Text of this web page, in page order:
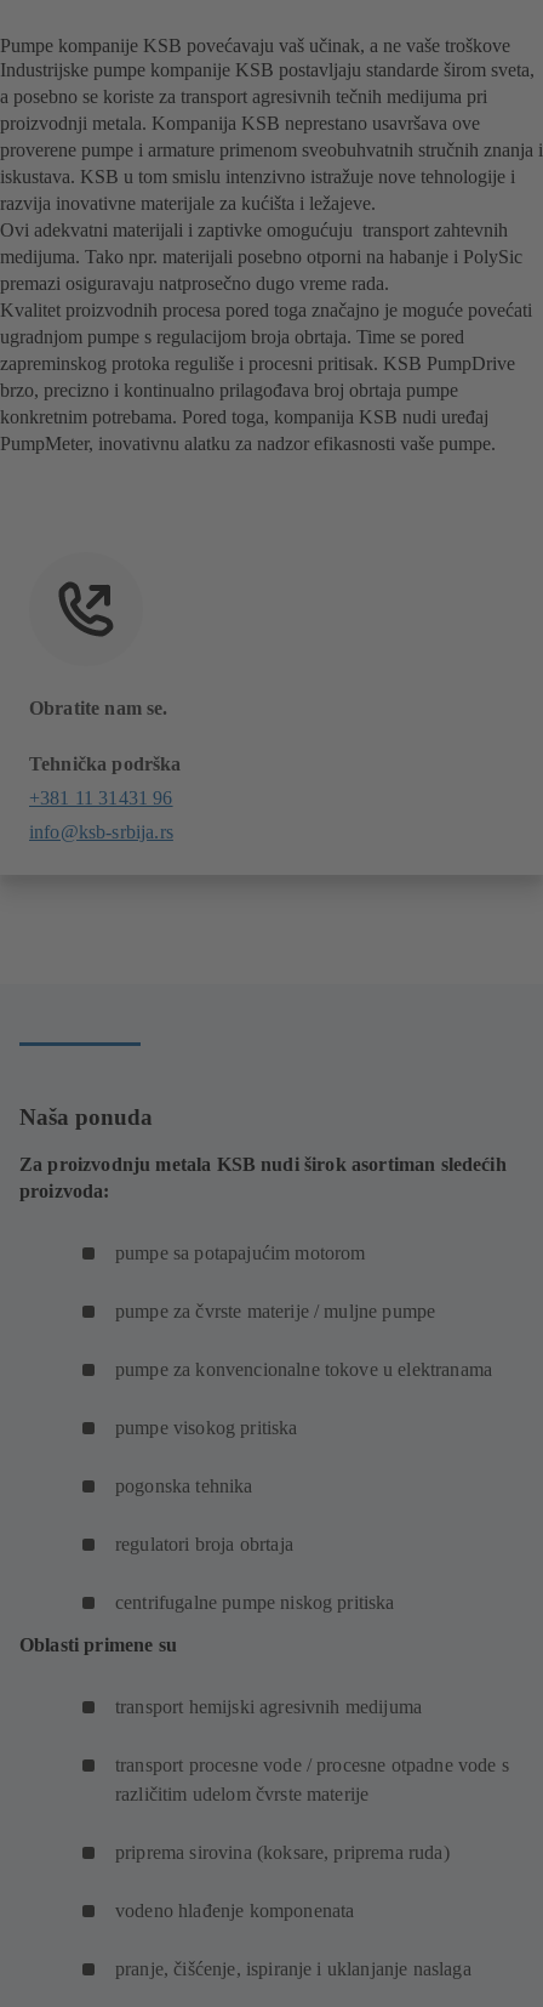
Pumpe kompanije KSB povećavaju vaš učinak, a ne vaše troškove
Industrijske pumpe kompanije KSB postavljaju standarde širom sveta,
a posebno se koriste za transport agresivnih tečnih medijuma pri
proizvodnji metala. Kompanija KSB neprestano usavršava ove
proverene pumpe i armature primenom sveobuhvatnih stručnih znanja i
iskustava. KSB u tom smislu intenzivno istražuje nove tehnologije i
razvija inovativne materijale za kućišta i ležajeve.
Ovi adekvatni materijali i zaptivke omogućuju transport zahtevnih
medijuma. Tako npr. materijali posebno otporni na habanje i PolySic
premazi osiguravaju natprosečno dugo vreme rada.
Kvalitet proizvodnih procesa pored toga značajno je moguće povećati
ugradnjom pumpe s regulacijom broja obrtaja. Time se pored
zapreminskog protoka reguliše i procesni pritisak. KSB PumpDrive
brzo, precizno i kontinualno prilagođava broj obrtaja pumpe
konkretnim potrebama. Pored toga, kompanija KSB nudi uređaj
PumpMeter, inovativnu alatku za nadzor efikasnosti vaše pumpe.
Obratite nam se.
Tehnička podrška
+381 11 31431 96
info@ksb-srbija.rs
Naša ponuda
Za proizvodnju metala KSB nudi širok asortiman sledećih
proizvoda:
pumpe sa potapajućim motorom
pumpe za čvrste materije / muljne pumpe
pumpe za konvencionalne tokove u elektranama
pumpe visokog pritiska
pogonska tehnika
regulatori broja obrtaja
centrifugalne pumpe niskog pritiska
Oblasti primene su
transport hemijski agresivnih medijuma
transport procesne vode / procesne otpadne vode s
različitim udelom čvrste materije
priprema sirovina (koksare, priprema ruda)
vodeno hlađenje komponenata
pranje, čišćenje, ispiranje i uklanjanje naslaga